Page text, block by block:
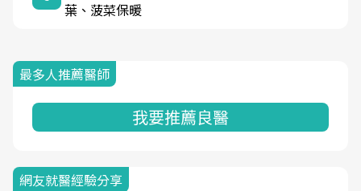
葉、菠菜保暖
最多人推薦醫師
我要推薦良醫
網友就醫經驗分享